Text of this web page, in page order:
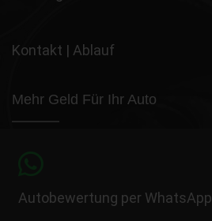
Kontakt | Ablauf
Mehr Geld Für Ihr Auto
Autobewertung per WhatsApp